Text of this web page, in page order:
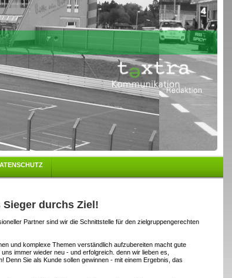
durchs Ziel!
Partner sind wir die Schnittstelle für den zielgruppengerechten
und komplexe Themen verständlich aufzubereiten macht gute
immer wieder neu - und erfolgreich. denn wir lieben es,
Sie als Kunde sollen gewinnen - mit einem Ergebnis, das